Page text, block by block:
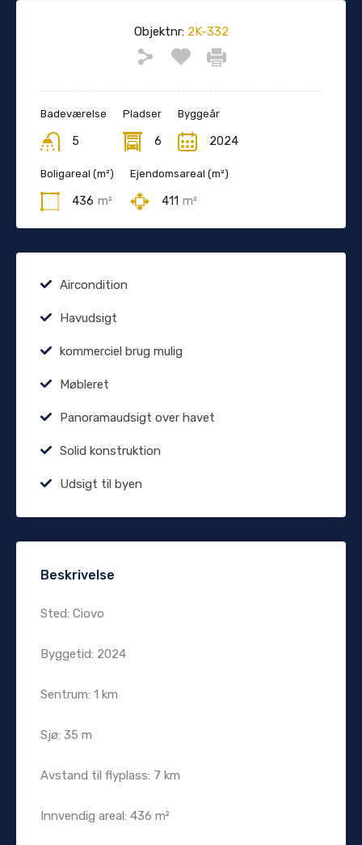
Objektnr:2K-332
Badeværelse
5
Pladser
6
Byggeår
2024
Boligareal (m²)
436 m²
Ejendomsareal (m²)
411 m²
Aircondition
Havudsigt
kommerciel brug mulig
Møbleret
Panoramaudsigt over havet
Solid konstruktion
Udsigt til byen
Beskrivelse
Sted: Ciovo
Byggetid: 2024
Sentrum: 1 km
Sjø: 35 m
Avstand til flyplass: 7 km
Innvendig areal: 436 m²